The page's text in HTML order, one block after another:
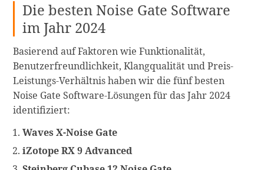
Die besten Noise Gate Software
im Jahr 2024
Basierend auf Faktoren wie Funktionalität,
Benutzerfreundlichkeit, Klangqualität und Preis-
Leistungs-Verhältnis haben wir die fünf besten
Noise Gate Software-Lösungen für das Jahr 2024
identifiziert:
Waves X-Noise Gate
iZotope RX 9 Advanced